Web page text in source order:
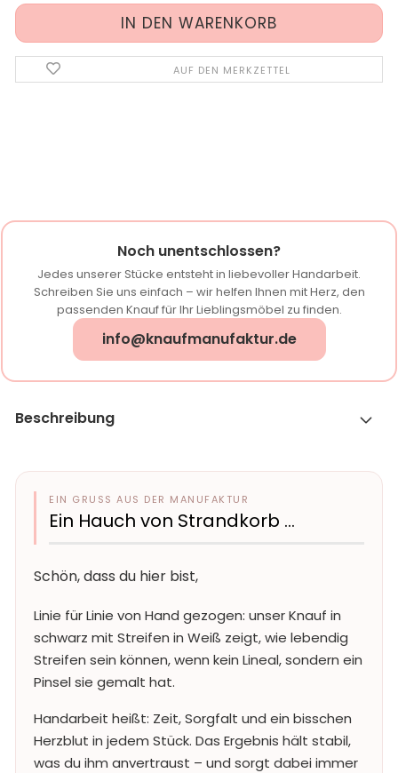
AUF DEN MERKZETTEL
Noch unentschlossen?
Jedes unserer Stücke entsteht in liebevoller Handarbeit.
Schreiben Sie uns einfach – wir helfen Ihnen mit Herz, den
passenden Knauf für Ihr Lieblingsmöbel zu finden.
info@knaufmanufaktur.de
Beschreibung
EIN GRUSS AUS DER MANUFAKTUR
Ein Hauch von Strandkorb …
Schön, dass du hier bist,
Linie für Linie von Hand gezogen: unser Knauf in
schwarz mit Streifen in Weiß zeigt, wie lebendig
Streifen sein können, wenn kein Lineal, sondern ein
Pinsel sie gemalt hat.
Handarbeit heißt: Zeit, Sorgfalt und ein bisschen
Herzblut in jedem Stück. Das Ergebnis hält stabil,
was du ihm anvertraust – und sorgt dabei immer